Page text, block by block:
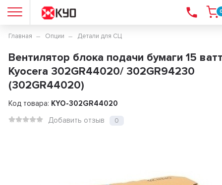
Главная Опции Детали для СЦ
Вентилятор блока подачи бумаги 15
Kyocera 302GR44020/ 302GR94230
(302GR44020)
Код товара: KYO-302GR44020
Добавить отзыв
0